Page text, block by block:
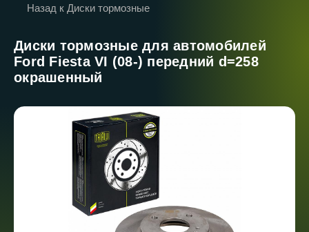
Назад к Диски тормозные
Диски тормозные для автомобилей
Ford Fiesta VI (08-) передний d=258
окрашенный